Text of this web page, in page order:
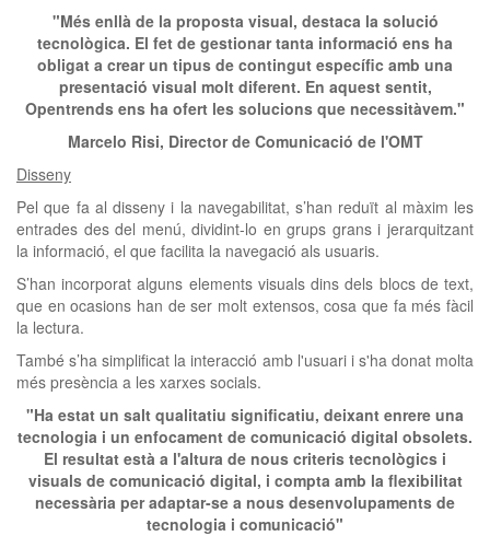
"Més enllà de la proposta visual, destaca la solució
tecnològica. El fet de gestionar tanta informació ens ha
obligat a crear un tipus de contingut específic amb una
presentació visual molt diferent. En aquest sentit,
Opentrends ens ha ofert les solucions que necessitàvem."
Marcelo Risi, Director de Comunicació de l'OMT
Disseny
Pel que fa al disseny i la navegabilitat, s’han reduït al màxim les
entrades des del menú, dividint-lo en grups grans i jerarquitzant
la informació, el que facilita la navegació als usuaris.
S’han incorporat alguns elements visuals dins dels blocs de text,
que en ocasions han de ser molt extensos, cosa que fa més fàcil
la lectura.
També s’ha simplificat la interacció amb l'usuari i s'ha donat molta
més presència a les xarxes socials.
"Ha estat un salt qualitatiu significatiu, deixant enrere una
tecnologia i un enfocament de comunicació digital obsolets.
El resultat està a l'altura de nous criteris tecnològics i
visuals de comunicació digital, i compta amb la flexibilitat
necessària per adaptar-se a nous desenvolupaments de
tecnologia i comunicació"